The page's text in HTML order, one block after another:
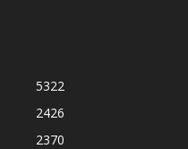
5322
2426
2370